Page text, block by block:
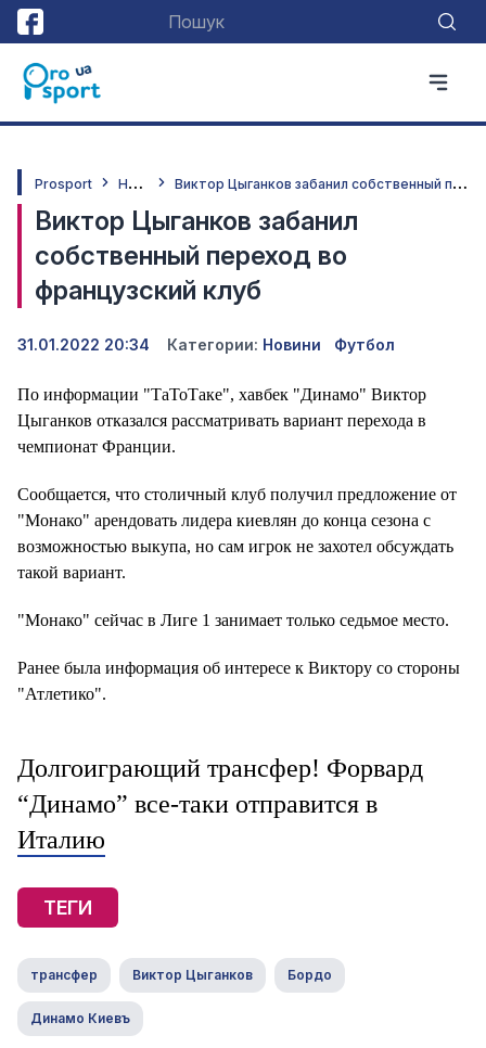
Prosport Н
овини В
иктор Цыганков забанил собственный переход во французский клуб
Виктор Цыганков забанил
собственный переход во
французский клуб
31.01.2022 20:34 Категории: Новини Футбол
По информации "ТаТоТаке", хавбек "Динамо" Виктор
Цыганков отказался рассматривать вариант перехода в
чемпионат Франции.
Сообщается, что столичный клуб получил предложение от
"Монако" арендовать лидера киевлян до конца сезона с
возможностью выкупа, но сам игрок не захотел обсуждать
такой вариант.
"Монако" сейчас в Лиге 1 занимает только седьмое место.
Ранее была информация об интересе к Виктору со стороны
"Атлетико".
Долгоиграющий трансфер! Форвард
“Динамо” все-таки отправится в
Италию
ТЕГИ
трансфер Виктор Цыганков Бордо
Динамо Киевъ